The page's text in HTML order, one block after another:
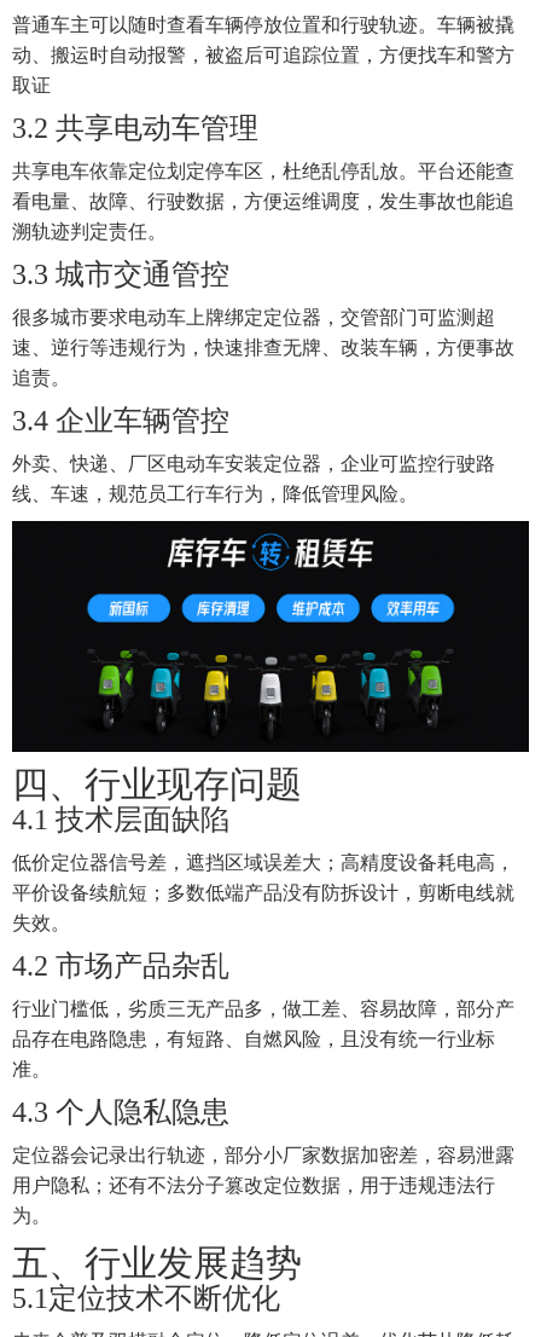
普通车主可以随时查看车辆停放位置和行驶轨迹。车辆被撬
动、搬运时自动报警，被盗后可追踪位置，方便找车和警方
取证
3.2 共享电动车管理
共享电车依靠定位划定停车区，杜绝乱停乱放。平台还能查
看电量、故障、行驶数据，方便运维调度，发生事故也能追
溯轨迹判定责任。
3.3 城市交通管控
很多城市要求电动车上牌绑定定位器，交管部门可监测超
速、逆行等违规行为，快速排查无牌、改装车辆，方便事故
追责。
3.4 企业车辆管控
外卖、快递、厂区电动车安装定位器，企业可监控行驶路
线、车速，规范员工行车行为，降低管理风险。
四、 行业现存问题
4.1 技术层面缺陷
低价定位器信号差，遮挡区域误差大；高精度设备耗电高，
平价设备续航短；多数低端产品没有防拆设计，剪断电线就
失效。
4.2 市场产品杂乱
行业门槛低，劣质三无产品多，做工差、容易故障，部分产
品存在电路隐患，有短路、自燃风险，且没有统一行业标
准。
4.3 个人隐私隐患
定位器会记录出行轨迹，部分小厂家数据加密差，容易泄露
用户隐私；还有不法分子篡改定位数据，用于违规违法行
为。
五、 行业发展趋势
5.1定位技术不断优化